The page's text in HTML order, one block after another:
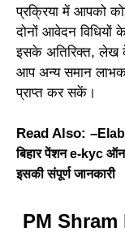
प्रक्रिया में आपको
दोनों आवेदन विधियों
इसके अतिरिक्त, लेख
आप अन्य समान
प्राप्त कर सकें।
Read Also: –
बिहार पेंशन e-kyc
इसकी संपूर्ण जानकारी
PM Shram